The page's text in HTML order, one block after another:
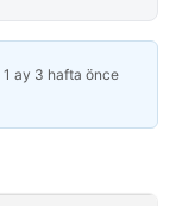
1 ay 3 hafta önce